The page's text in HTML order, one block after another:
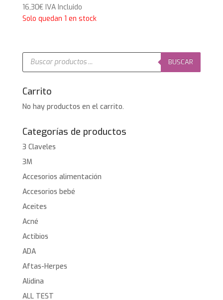
16,30€ IVA Incluido
Solo quedan 1 en stock
Búsqueda
productos
BUSCAR
Carrito
No hay productos en el carrito.
Categorías de productos
3 Claveles
3M
Accesorios alimentación
Accesorios bebé
Aceites
Acné
Actibios
ADA
Aftas-Herpes
Alidina
ALL TEST